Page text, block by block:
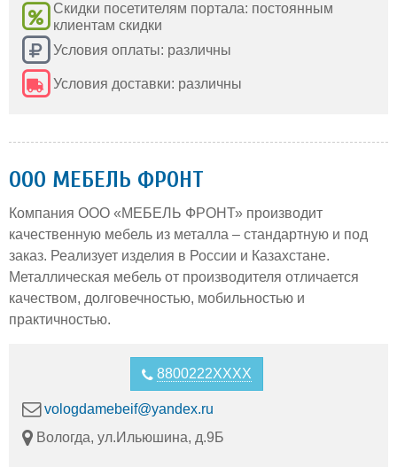
Скидки посетителям портала: постоянным
клиентам скидки
Условия оплаты: различны
Условия доставки: различны
ООО МЕБЕЛЬ ФРОНТ
Компания ООО «МЕБЕЛЬ ФРОНТ» производит
качественную мебель из металла – стандартную и под
заказ. Реализует изделия в России и Казахстане.
Металлическая мебель от производителя отличается
качеством, долговечностью, мобильностью и
практичностью.
8800222XXXX
vologdamebeif@yandex.ru
Вологда, ул.Ильюшина, д.9Б